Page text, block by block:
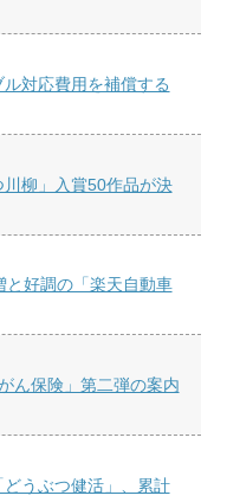
対応費用を補償する
柳」入賞50作品が決
好調の「楽天自動車
ん保険」第二弾の案内
うぶつ健活」、累計